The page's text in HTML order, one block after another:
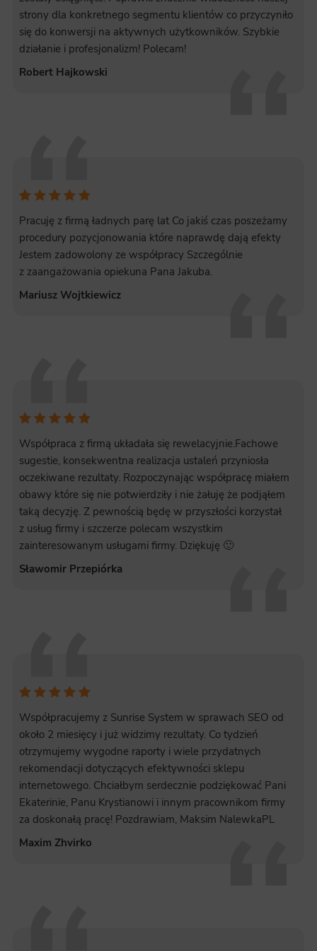
Marketing
habits and demographic criteria. Also, third-party files that, in conjunction with files installed while browsing other
websites, profile the user, providing him or her with the marketing, advertising and retargeting content deemed most
appropriate.
strony dla konkretnego segmentu klientów co przyczyniło
się do konwersji na aktywnych użytkowników. Szybkie
działanie i profesjonalizm! Polecam!
Robert Hajkowski
Pracuję z firmą ładnych parę lat Co jakiś czas poszeżamy
procedury pozycjonowania które naprawdę dają efekty
Jestem zadowolony ze współpracy Szczególnie
z zaangażowania opiekuna Pana Jakuba.
Mariusz Wojtkiewicz
Współpraca z firmą układała się rewelacyjnie.Fachowe
sugestie, konsekwentna realizacja ustaleń przyniosła
oczekiwane rezultaty. Rozpoczynając współpracę miałem
obawy które się nie potwierdziły i nie żałuję że podjąłem
taką decyzję. Z pewnością będę w przyszłości korzystał
z usług firmy i szczerze polecam wszystkim
zainteresowanym usługami firmy. Dziękuję 🙂
Sławomir Przepiórka
Współpracujemy z Sunrise System w sprawach SEO od
około 2 miesięcy i już widzimy rezultaty. Co tydzień
otrzymujemy wygodne raporty i wiele przydatnych
rekomendacji dotyczących efektywności sklepu
internetowego. Chciałbym serdecznie podziękować Pani
Ekaterinie, Panu Krystianowi i innym pracownikom firmy
za doskonałą pracę! Pozdrawiam, Maksim NalewkaPL
Maxim Zhvirko